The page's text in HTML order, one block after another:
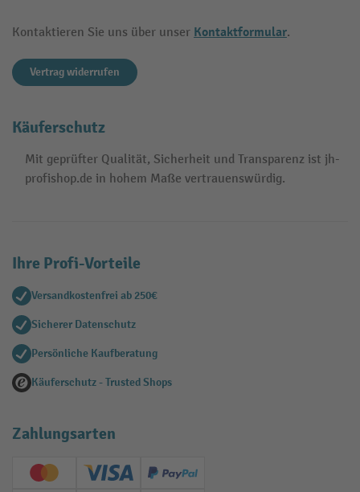
Kontaktieren Sie uns über unser Kontaktformular.
Vertrag widerrufen
Käuferschutz
Mit geprüfter Qualität, Sicherheit und Transparenz ist jh-
profishop.de in hohem Maße vertrauenswürdig.
Ihre Profi-Vorteile
Versandkostenfrei ab 250€
Sicherer Datenschutz
Persönliche Kaufberatung
Käuferschutz - Trusted Shops
Zahlungsarten
Creditcard (Master)Creditcard (Visa)
PayPal